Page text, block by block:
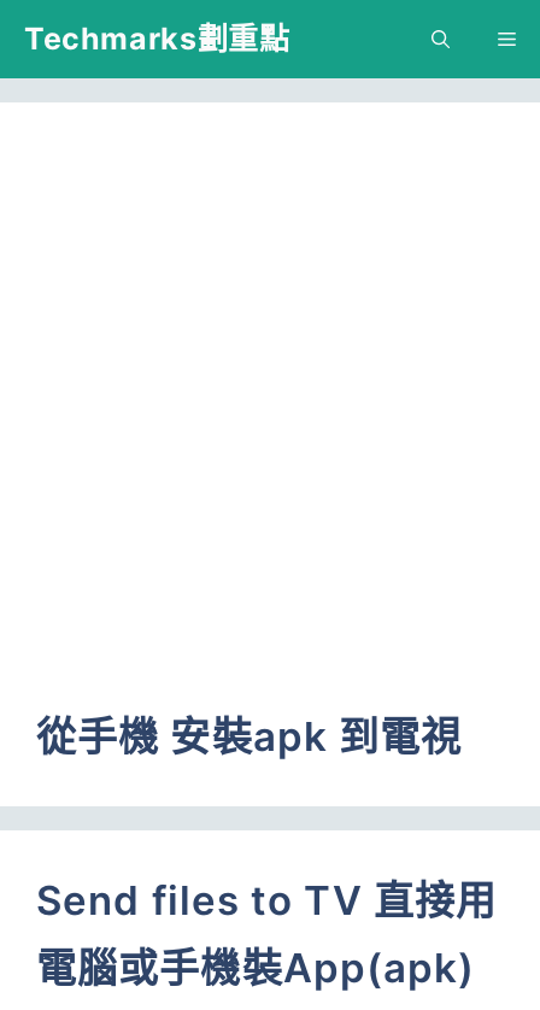
跳
主
Techmarks劃重點
從手機 安裝apk 到電視
Send files to TV 直接用
電腦或手機裝App(apk)